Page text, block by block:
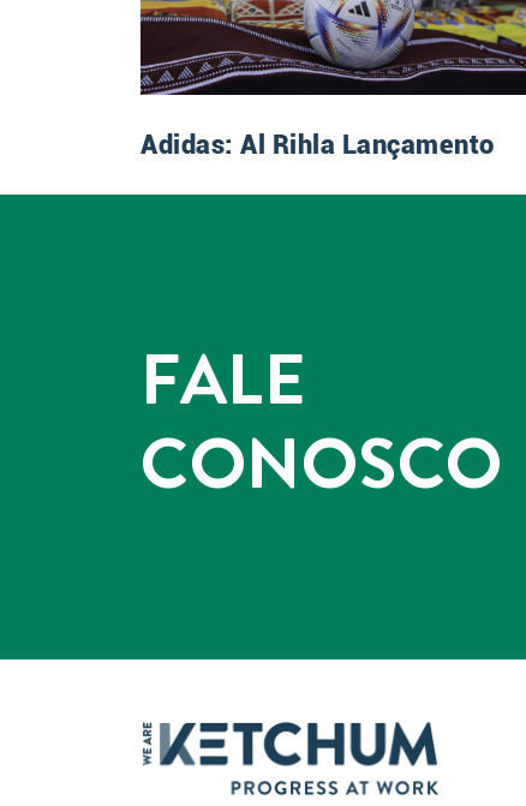
Adidas: Al Rihla Lançamento
FALE
CONOSCO